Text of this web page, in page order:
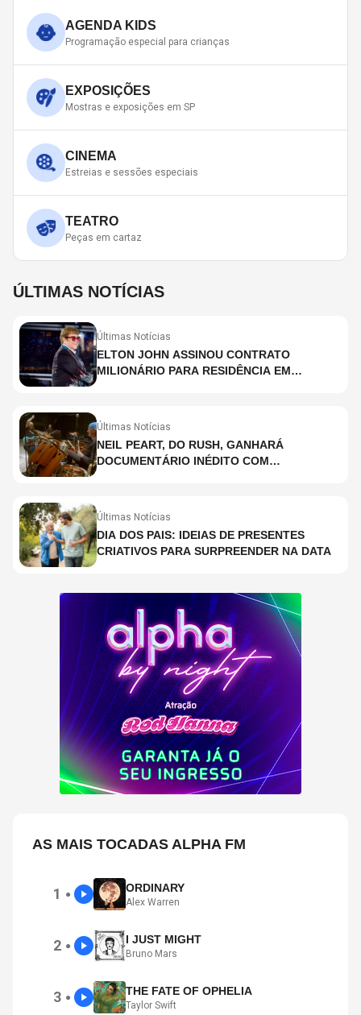
AGENDA KIDS
Programação especial para crianças
EXPOSIÇÕES
Mostras e exposições em SP
CINEMA
Estreias e sessões especiais
TEATRO
Peças em cartaz
ÚLTIMAS NOTÍCIAS
Últimas Notícias
ELTON JOHN ASSINOU CONTRATO
MILIONÁRIO PARA RESIDÊNCIA EM
Últimas Notícias
NEIL PEART, DO RUSH, GANHARÁ
DOCUMENTÁRIO INÉDITO COM
Últimas Notícias
DIA DOS PAIS: IDEIAS DE PRESENTES
CRIATIVOS PARA SURPREENDER NA DATA
AS MAIS TOCADAS ALPHA FM
1 ● ORDINARY
Alex Warren
2 ● I JUST MIGHT
Bruno Mars
3 ● THE FATE OF OPHELIA
Taylor Swift